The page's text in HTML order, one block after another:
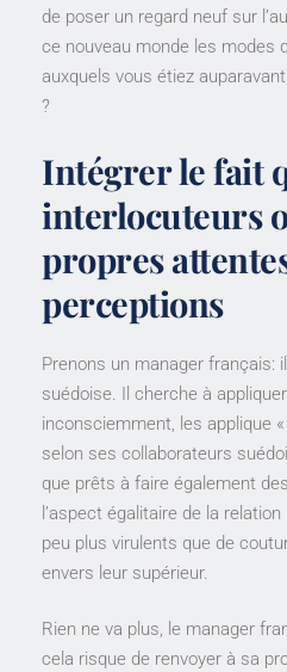
de poser un regard neuf sur
ce nouveau monde les modes
auxquels vous étiez
?
Intégrer le fait
interlocuteurs
propres
perceptions
Prenons un manager français:
suédoise. Il cherche à
inconsciemment, les applique
selon ses collaborateurs
que prêts à faire également
l’aspect égalitaire de la
peu plus virulents que de
envers leur supérieur.
Rien ne va plus, le manager
cela risque de renvoyer à sa